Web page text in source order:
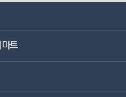
트